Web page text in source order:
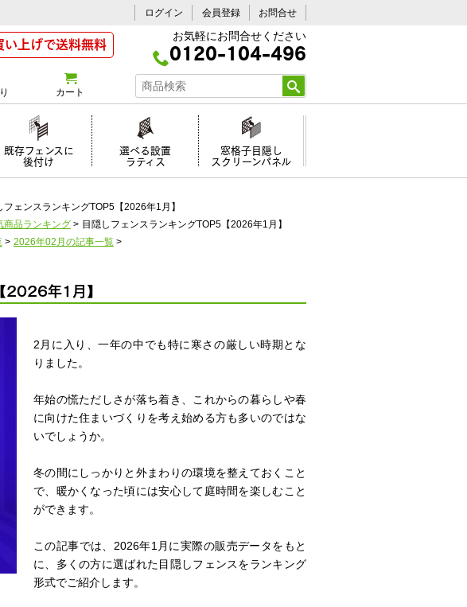
ログイン 会員登録 お問合せ
上げで送料無料 お気軽にお問合せください
0120-104-496
カート
既存フェンスに
後付け
選べる設置
ラティス
窓格子目隠し
スクリーンパネル
フェンスランキングTOP5【2026年1月】
商品ランキング > 目隠しフェンスランキングTOP5【2026年1月】
> 2026年02月の記事一覧 >
2026年1月】
2月に入り、一年の中でも特に寒さの厳しい時期とな
りました。
年始の慌ただしさが落ち着き、これからの暮らしや春
に向けた住まいづくりを考え始める方も多いのではな
いでしょうか。
冬の間にしっかりと外まわりの環境を整えておくこと
で、暖かくなった頃には安心して庭時間を楽しむこと
ができます。
この記事では、2026年1月に実際の販売データをもと
に、多くの方に選ばれた目隠しフェンスをランキング
形式でご紹介します。